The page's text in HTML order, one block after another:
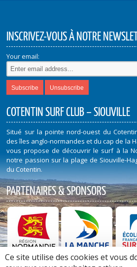
INSCRIVEZ-VOUS À NOTRE
Your email:
COTENTIN SURF CLUB – SIOUVILLE
Situé sur la pointe nord-ouest du
des îles anglo-normandes et du cap de la
vous propose de découvrir le surf à la
notre passion sur la plage de Siouville-
du Cotentin.
PARTENAIRES & SPONSORS
Découvrez nos Partenaires
Ce site utilise des cookies et vous